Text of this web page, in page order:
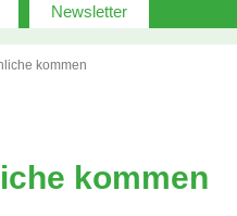
Newsletter
kommen
kommen